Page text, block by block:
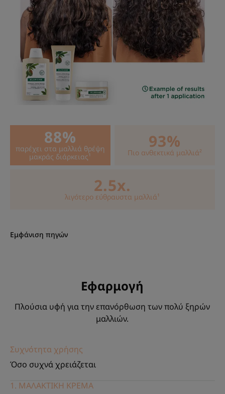
κενά στα λέπια της τρίχας με κερατίνη, θρέφει τα
μαλλιά και τα κάνει πιο ανθεκτικά.
• Επανόρθωση : η ισχυρή επανορθωτική δύναμη
αυτών των φυσικών δραστικών συστατικών
προσφέρει απαλότητα και διευκολύνει το ξέμπλεγμα
στα πολύ ξηρά μαλλιά.
Άρωμα της σύνθεσης
- Απαλά μαλλιά : 96% ποσοστό ικανοποίησης - Επανόρθωση στις άκρες
και σε όλο το μήκος των μαλλιών : 81% ποσοστό ικανοποίησης.
**Περιέχει 96% φυσικά συστατικά.
88%
παρέχει στα μαλλιά θρέψη
μακράς διάρκειας¹
93%
Πιο ανθεκτικά μαλλιά²
2.5x.
λιγότερο εύθραυστα μαλλιά¹
Εμφάνιση πηγών
Εφαρμογή
Πλούσια υφή για την επανόρθωση των πολύ ξηρών
μαλλιών.
Συχνότητα χρήσης
Όσο συχνά χρειάζεται
1. ΜΑΛΑΚΤΙΚΗ ΚΡΕΜΑ